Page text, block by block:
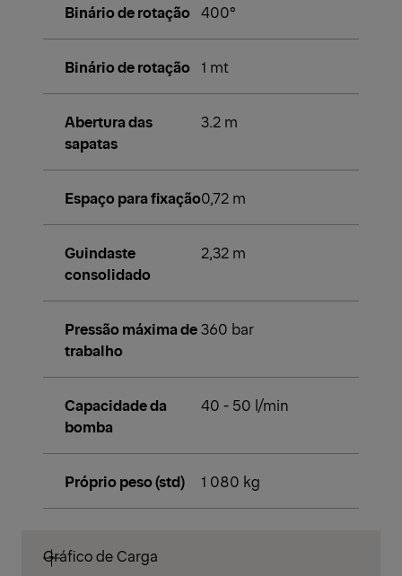
Binário de rotação 400°
Binário de rotação 1 mt
Abertura das
sapatas
3.2 m
Espaço para fixação0,72 m
Guindaste
consolidado
2,32 m
Pressão máxima de
trabalho
360 bar
Capacidade da
bomba
40 - 50 l/min
Próprio peso (std) 1 080 kg
Gráfico de Carga